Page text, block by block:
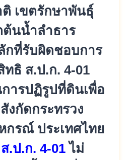
เขตรักษาพันธุ์
ต้นน้ำลำธาร
กที่รับผิดชอบการ
ทธิ ส.ป.ก. 4-01
ารปฏิรูปที่ดินเพื่อ
งกัดกระทรวง
กรณ์ ประเทศไทย
.ป.ก. 4-01 ไม่